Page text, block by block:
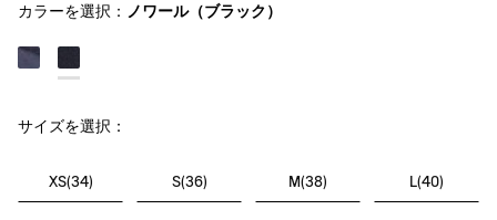
カラーを選択： ノワール（ブラック）
サイズを選択：
XS(34) S(36) M(38) L(40)